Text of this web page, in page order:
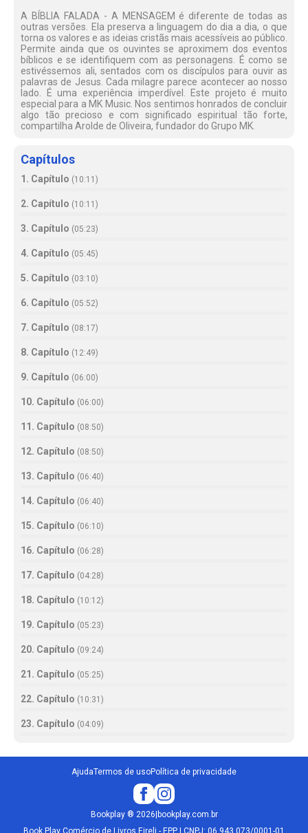
A BÍBLIA FALADA - A MENSAGEM é diferente de todas as
outras versões. Ela preserva a linguagem do dia a dia, o que
torna os valores e as ideias cristãs mais acessíveis ao público.
Permite ainda que os ouvintes se aproximem dos eventos
bíblicos e se identifiquem com as personagens. É como se
estivéssemos ali, sentados com os discípulos para ouvir as
palavras de Jesus. Cada milagre parece acontecer ao nosso
lado. É uma experiência imperdível. Este projeto é muito
especial para a MK Music. Nos sentimos honrados de concluir
algo tão precioso e com significado espiritual tão forte,
compartilha Arolde de Oliveira, fundador do Grupo MK.
Capítulos
1. Capítulo (10:11 )
2. Capítulo (10:11 )
3. Capítulo (05:23)
4. Capítulo (05:45)
5. Capítulo (03:10)
6. Capítulo (05:52)
7. Capítulo (08:17)
8. Capítulo (12:49)
9. Capítulo (06:00)
10. Capítulo (06:00)
11. Capítulo (08:50)
12. Capítulo (08:50)
13. Capítulo (06:40)
14. Capítulo (06:40)
15. Capítulo (06:10)
16. Capítulo (06:28)
17. Capítulo (04:28)
18. Capítulo (10:12)
19. Capítulo (05:23)
20. Capítulo (09:24)
21. Capítulo (05:25)
22. Capítulo (10:31 )
23. Capítulo (04:09)
AjudaTermos de usoPolítica de privacidade
Bookplay® 2026 bookplay.com.br
Book Play Comércio de Livros Eireli - EPP | CNPJ: 06.943.073/0001-01